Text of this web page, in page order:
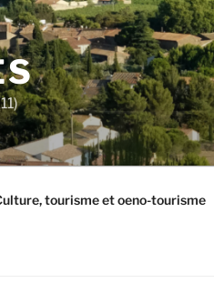
tourisme et oeno-tourisme